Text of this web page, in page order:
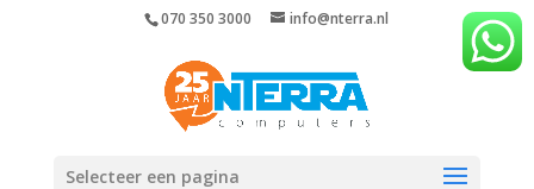
070 350 3000 info@nterra.nl
Selecteer een pagina